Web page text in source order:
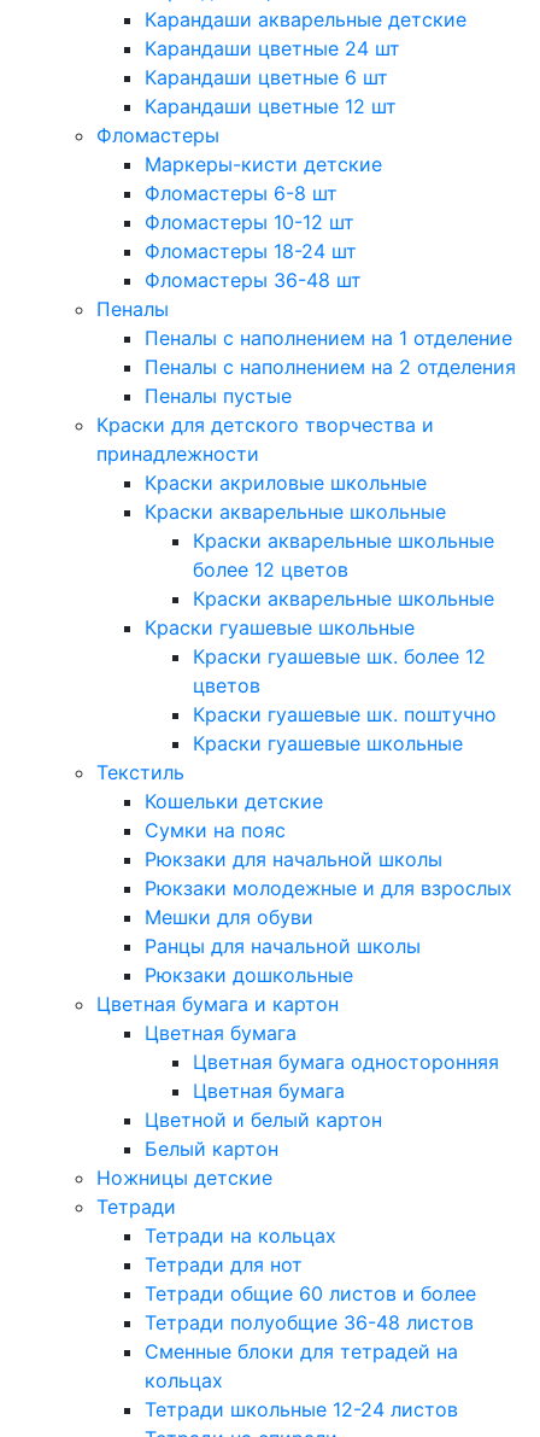
Карандаши акварельные детские
Карандаши цветные 24 шт
Карандаши цветные 6 шт
Карандаши цветные 12 шт
Фломастеры
Маркеры-кисти детские
Фломастеры 6-8 шт
Фломастеры 10-12 шт
Фломастеры 18-24 шт
Фломастеры 36-48 шт
Пеналы
Пеналы с наполнением на 1 отделение
Пеналы с наполнением на 2 отделения
Пеналы пустые
Краски для детского творчества и
принадлежности
Краски акриловые школьные
Краски акварельные школьные
Краски акварельные школьные
более 12 цветов
Краски акварельные школьные
Краски гуашевые школьные
Краски гуашевые шк. более 12
цветов
Краски гуашевые шк. поштучно
Краски гуашевые школьные
Текстиль
Кошельки детские
Сумки на пояс
Рюкзаки для начальной школы
Рюкзаки молодежные и для взрослых
Мешки для обуви
Ранцы для начальной школы
Рюкзаки дошкольные
Цветная бумага и картон
Цветная бумага
Цветная бумага односторонняя
Цветная бумага
Цветной и белый картон
Белый картон
Ножницы детские
Тетради
Тетради на кольцах
Тетради для нот
Тетради общие 60 листов и более
Тетради полуобщие 36-48 листов
Сменные блоки для тетрадей на
кольцах
Тетради школьные 12-24 листов